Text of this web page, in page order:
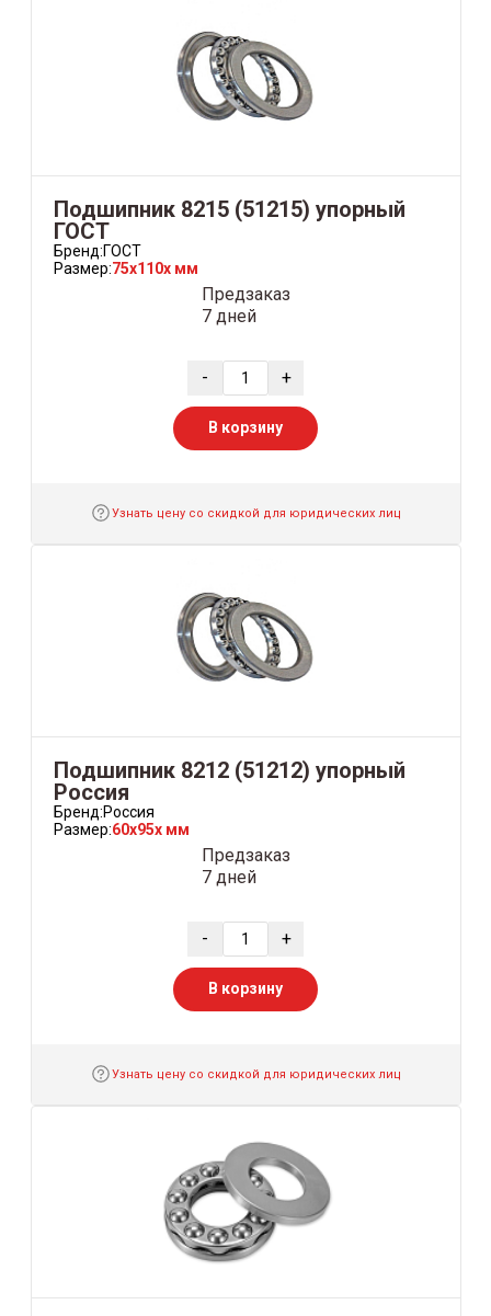
Подшипник 8215 (51215) упорный
ГОСТ
Бренд:ГОСТ
Размер:75x110x мм
Предзаказ
7 дней
- +
В корзину
Узнать цену со скидкой для юридических лиц
Подшипник 8212 (51212) упорный
Россия
Бренд:Россия
Размер:60x95x мм
Предзаказ
7 дней
- +
В корзину
Узнать цену со скидкой для юридических лиц